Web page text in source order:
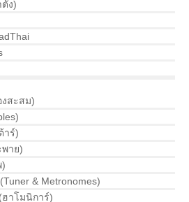
ง)
งสะสม)
าร์)
พาย)
& Metronomes)
ฮาโมนิการ์)